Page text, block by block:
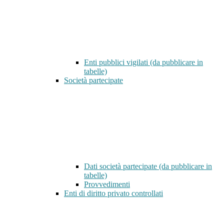
Enti pubblici vigilati (da pubblicare in
tabelle)
Società partecipate
Dati società partecipate (da pubblicare in
tabelle)
Provvedimenti
Enti di diritto privato controllati